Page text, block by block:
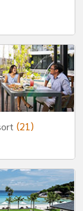
(21)